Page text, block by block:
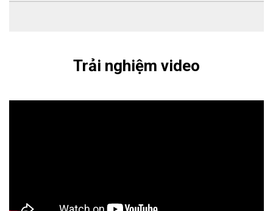
Trải nghiệm video